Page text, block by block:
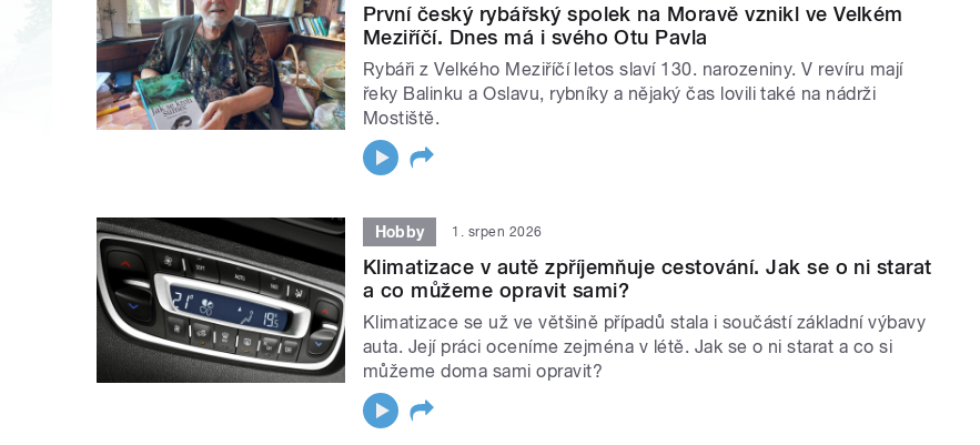
První český rybářský spolek na Moravě vznikl ve Velkém
Meziříčí. Dnes má i svého Otu Pavla
Rybáři z Velkého Meziříčí letos slaví 130. narozeniny. V revíru mají
řeky Balinku a Oslavu, rybníky a nějaký čas lovili také na nádrži
Mostiště.
Hobby 1. srpen 2026
Klimatizace v autě zpříjemňuje cestování. Jak se o ni starat
a co můžeme opravit sami?
Klimatizace se už ve většině případů stala i součástí základní výbavy
auta. Její práci oceníme zejména v létě. Jak se o ni starat a co si
můžeme doma sami opravit?